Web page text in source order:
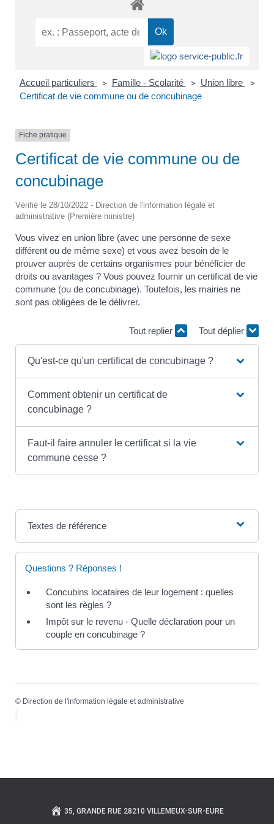
Accueil particuliers > Famille - Scolarité > Union libre >
Certificat de vie commune ou de concubinage
Fiche pratique
Certificat de vie commune ou de
concubinage
Vérifié le 28/10/2022 - Direction de l'information légale et
administrative (Première ministre)
Vous vivez en union libre (avec une personne de sexe
différent ou de même sexe) et vous avez besoin de le
prouver auprès de certains organismes pour bénéficier de
droits ou avantages ? Vous pouvez fournir un certificat de vie
commune (ou de concubinage). Toutefois, les mairies ne
sont pas obligées de le délivrer.
Tout replier Tout déplier
Qu'est-ce qu'un certificat de concubinage ?
Comment obtenir un certificat de
concubinage ?
Faut-il faire annuler le certificat si la vie
commune cesse ?
Textes de référence
Questions ? Réponses !
Concubins locataires de leur logement : quelles
sont les règles ?
Impôt sur le revenu - Quelle déclaration pour un
couple en concubinage ?
© Direction de l'information légale et administrative
35, GRANDE RUE 28210 VILLEMEUX-SUR-EURE